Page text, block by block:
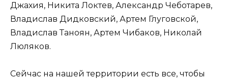
Джахия, Никита Локтев, Александр Чеботарев,
Владислав Дидковский, Артем Глуговской,
Владислав Таноян, Артем Чибаков, Николай
Люляков.
Сейчас на нашей территории есть все, чтобы